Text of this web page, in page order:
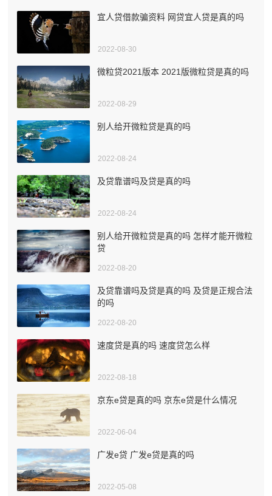
宜人贷借款骗资料 网贷宜人贷是真的吗
2022-08-30
微粒贷2021版本 2021版微粒贷是真的吗
2022-08-29
别人给开微粒贷是真的吗
2022-08-24
及贷靠谱吗及贷是真的吗
2022-08-24
别人给开微粒贷是真的吗 怎样才能开微粒
贷
2022-08-20
及贷靠谱吗及贷是真的吗 及贷是正规合法
的吗
2022-08-20
速度贷是真的吗 速度贷怎么样
2022-08-18
京东e贷是真的吗 京东e贷是什么情况
2022-06-04
广发e贷 广发e贷是真的吗
2022-05-08